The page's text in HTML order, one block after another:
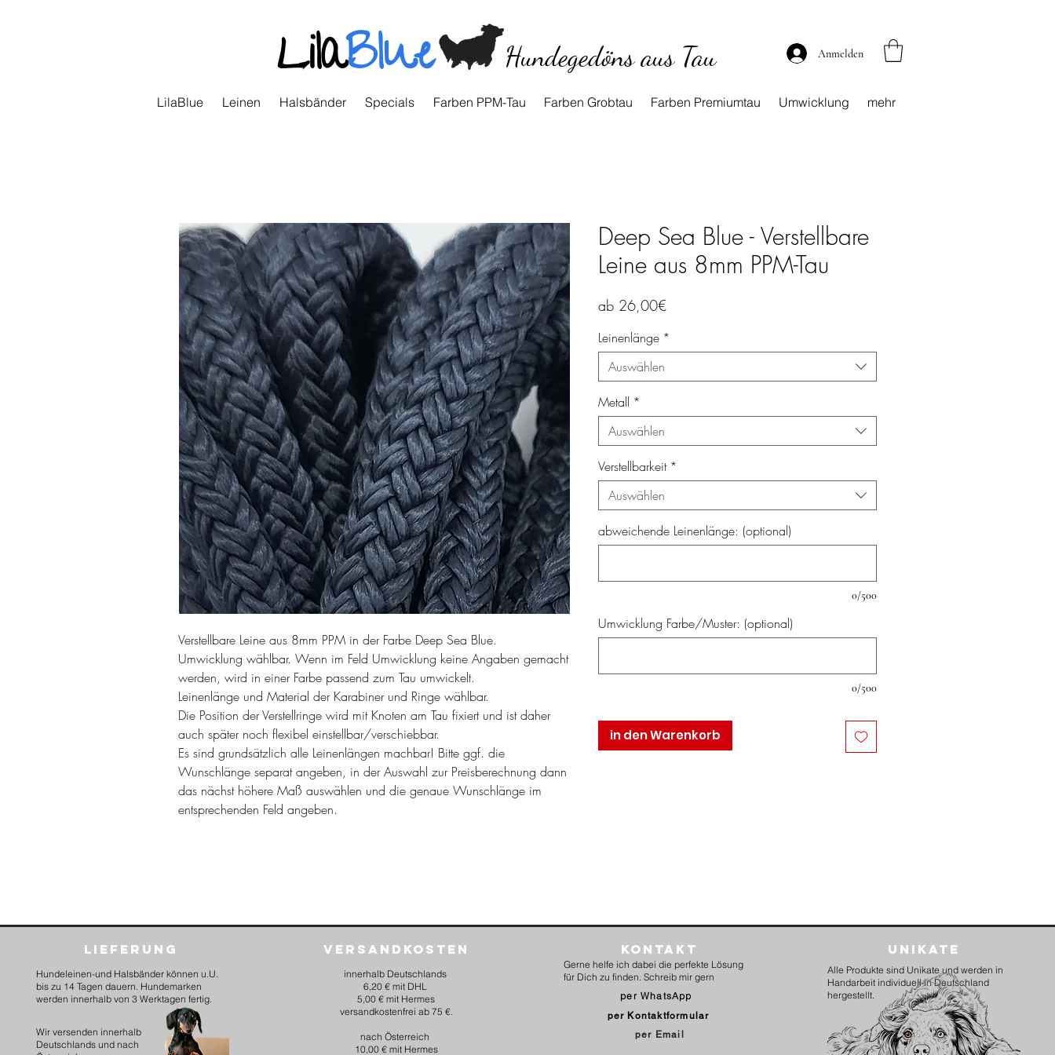
LilaBlue Hundegedöns aus Tau Anmelden
LilaBlue Leinen Halsbänder Specials Farben PPM-Tau Farben Grobtau Farben Premiumtau Umwicklung mehr
Verstellbare Leine aus 8mm PPM in der Farbe Deep Sea Blue.
Umwicklung wählbar. Wenn im Feld Umwicklung keine Angaben gemacht
werden, wird in einer Farbe passend zum Tau umwickelt.
Leinenlänge und Material der Karabiner und Ringe wählbar.
Die Position der Verstellringe wird mit Knoten am Tau fixiert und ist daher
auch später noch flexibel einstellbar/verschiebbar.
Es sind grundsätzlich alle Leinenlängen machbar! Bitte ggf. die
Wunschlänge separat angeben, in der Auswahl zur Preisberechnung dann
das nächst höhere Maß auswählen und die genaue Wunschlänge im
entsprechenden Feld angeben.
Deep Sea Blue - Verstellbare
Leine aus 8mm PPM-Tau
ab 26,00€Sale-
Leinenlänge *
Auswählen
Metall *
Auswählen
Verstellbarkeit *
Auswählen
abweichende Leinenlänge: (optional)
0/500
Umwicklung Farbe/Muster: (optional)
0/500
in den Warenkorb
Lieferung
Hundeleinen-und Halsbänder können u.U.
bis zu 14 Tagen dauern. Hundemarken
werden innerhalb von 3 Werktagen fertig.
​Wir versenden innerhalb
Deutschlands und nach
Versandkosten
innerhalb Deutschlands
6,20 € mit DHL
5,00 € mit Hermes
versandkostenfrei ab 75 €.
nach Österreich
10,00 € mit Hermes
Kontakt
Gerne helfe ich dabei die perfekte Lösung
für Dich zu finden. Schreib mir gern
per WhatsApp
per Email
per Kontaktformular
Unikate
Alle Produkte sind Unikate und werden in
Handarbeit individuell in Deutschland
hergestellt.